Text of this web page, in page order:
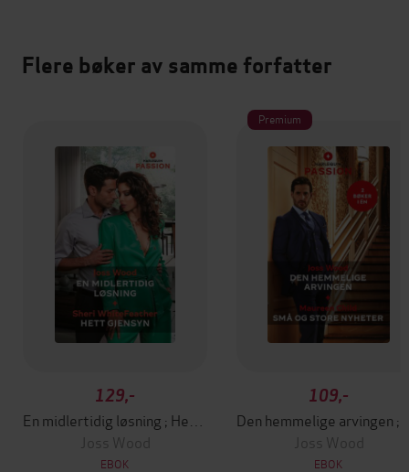
Flere bøker av samme forfatter
129,-
Joss Wood
EBOK
Premium
109,-
Joss Wood
EBOK